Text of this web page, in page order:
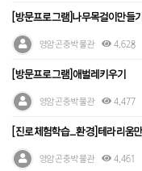
[방문프로그램]나무목걸이만들기
영암곤충박물관 4,628
[방문프로그램]애벌레키우기
영암곤충박물관 4,477
[진로체험학습_환경]테라리움
영암곤충박물관 4,461